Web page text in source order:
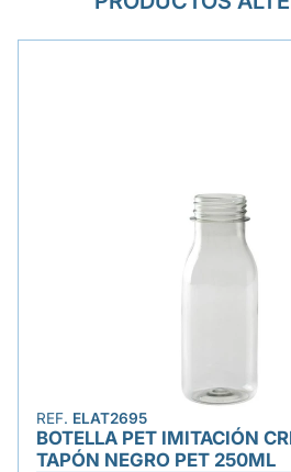
REF. ELAT2695
BOTELLA PET IMITACIÓN
TAPÓN NEGRO PET 250ML